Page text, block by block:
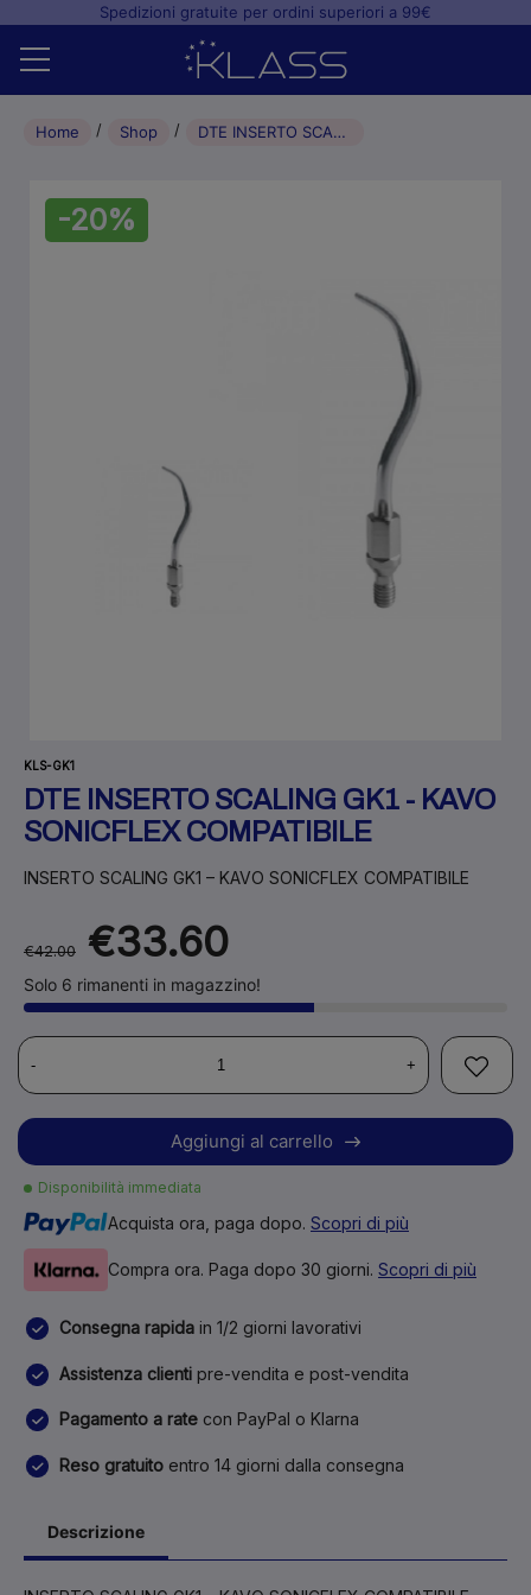
Spedizioni gratuite per ordini superiori a 99€
Home
Studio odontoiatrico
Home Shop DTE INSERTO SCALING GK1 – KAVO SONICFLEX COMPATIBILE
-20%
KLS-GK1
DTE INSERTO SCALING GK1 - KAVO
SONICFLEX COMPATIBILE
INSERTO SCALING GK1 – KAVO SONICFLEX COMPATIBILE
€42.00 €33.60
Solo 6 rimanenti in magazzino!
- +
Aggiungi al carrello
Disponibilità immediata
Acquista ora, paga dopo. Scopri di più
Compra ora. Paga dopo 30 giorni. Scopri di più
Consegna rapida in 1/2 giorni lavorativi
Assistenza clienti pre-vendita e post-vendita
Pagamento a rate con PayPal o Klarna
Reso gratuito entro 14 giorni dalla consegna
Descrizione